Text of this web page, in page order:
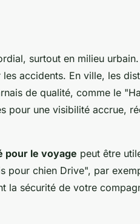
surtout en milieu
accidents. En ville, les
de qualité, comme le
pour une visibilité accrue,
pour le voyage peut être
pour chien Drive", par
la sécurité de votre